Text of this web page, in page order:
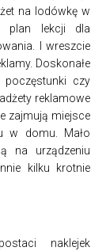
na lodówkę w
plan lekcji dla
I wreszcie
Doskonałe
poczęstunki czy
reklamowe
zajmują miejsce
w domu. Mało
na urządzeniu
kilku krotnie
naklejek